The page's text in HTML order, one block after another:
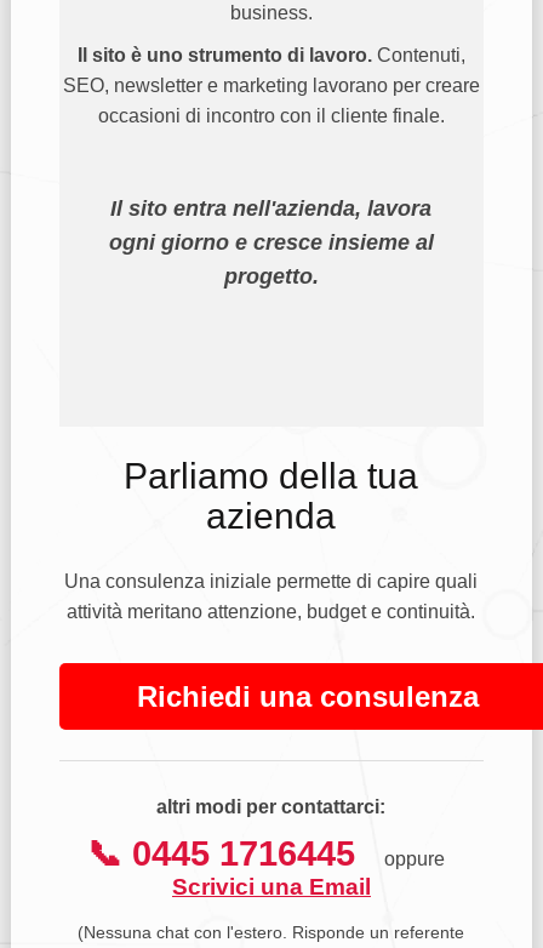
business.
Il sito è uno strumento di lavoro.Contenuti,
SEO, newsletter e marketing lavorano per creare
occasioni di incontro con il cliente finale.
Il sito entra nell'azienda, lavora
ogni giorno e cresce insieme al
progetto.
Parliamo della tua
azienda
Una consulenza iniziale permette di capire quali
attività meritano attenzione, budget e continuità.
Richiedi una consulenza
altri modi per contattarci:
📞 0445 1716445 oppure
Scrivici una Email
(Nessuna chat con l'estero. Risponde un referente